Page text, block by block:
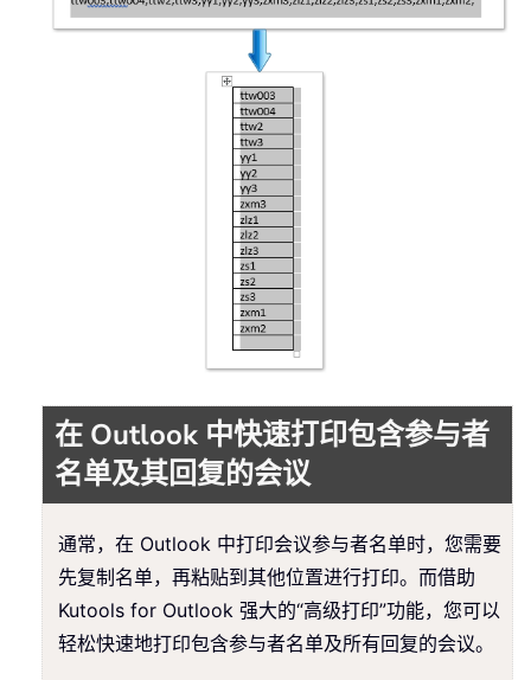
在 Outlook 中快速打印包含参与者
名单及其回复的会议
通常，在 Outlook 中打印会议参与者名单时，您需要
先复制名单，再粘贴到其他位置进行打印。而借助
Kutools for Outlook 强大的“高级打印”功能，您可以
轻松快速地打印包含参与者名单及所有回复的会议。